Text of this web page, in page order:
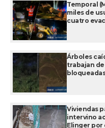
Temporal
miles de
cuatro
Árboles
trabajan
Viviendas
intervino
Elinger por